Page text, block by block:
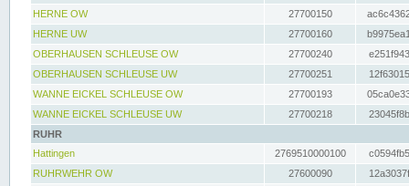
HERNE OW
27700150
HERNE UW
27700160
OBERHAUSEN SCHLEUSE OW
27700240
OBERHAUSEN SCHLEUSE UW
27700251
WANNE EICKEL SCHLEUSE OW
27700193
WANNE EICKEL SCHLEUSE UW
27700218
RUHR
Hattingen
2769510000100
RUHRWEHR OW
27600090